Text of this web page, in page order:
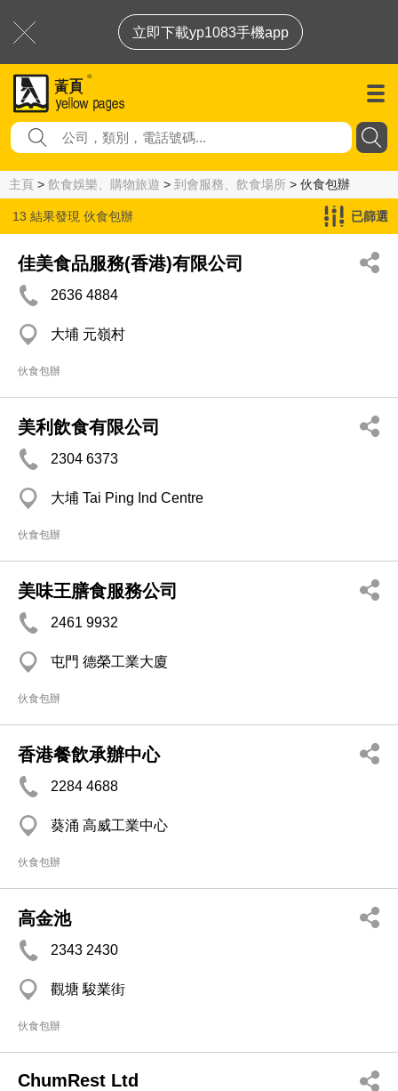
立即下載yp1083手機app
主頁 > 飲食娛樂、購物旅遊 > 到會服務、飲食場所 > 伙食包辦
13 結果發現 伙食包辦 已篩選
佳美食品服務(香港)有限公司
2636 4884
大埔 元嶺村
伙食包辦
美利飲食有限公司
2304 6373
大埔 Tai Ping Ind Centre
伙食包辦
美味王膳食服務公司
2461 9932
屯門 德榮工業大廈
伙食包辦
香港餐飲承辦中心
2284 4688
葵涌 高威工業中心
伙食包辦
高金池
2343 2430
觀塘 駿業街
伙食包辦
ChumRest Ltd